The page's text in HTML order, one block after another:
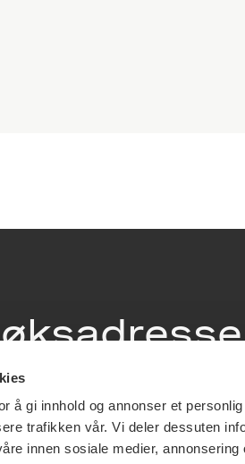
å gi innhold og annonser et
trafikken vår. Vi deler dessuten
innen sosiale medier,
11